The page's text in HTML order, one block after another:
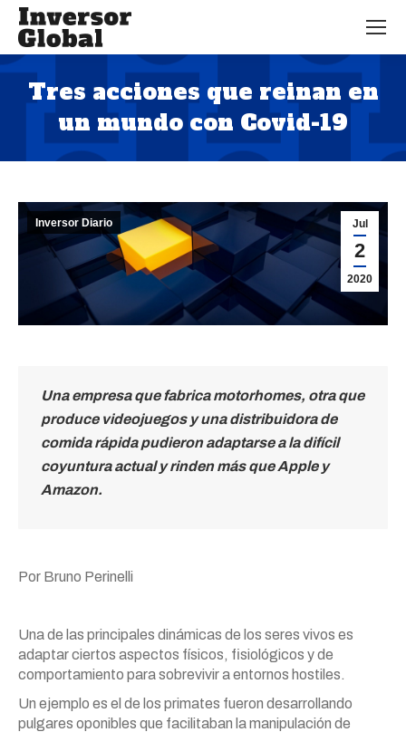
Tres acciones que reinan en
un mundo con Covid-19
Estás aquí:
Jul
2
2020
Inversor Diario
Una empresa que fabrica motorhomes, otra que
produce videojuegos y una distribuidora de
comida rápida pudieron adaptarse a la difícil
coyuntura actual y rinden más que Apple y
Amazon.
Por Bruno Perinelli
Una de las principales dinámicas de los seres vivos es
adaptar ciertos aspectos físicos, fisiológicos y de
comportamiento para sobrevivir a entornos hostiles.
Un ejemplo es el de los primates fueron desarrollando
pulgares oponibles que facilitaban la manipulación de